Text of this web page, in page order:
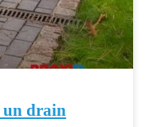
un drain